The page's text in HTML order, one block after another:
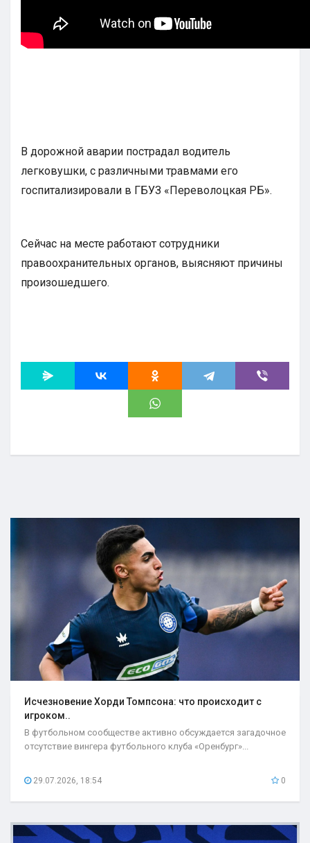
В дорожной аварии пострадал водитель
легковушки, с различными травмами его
госпитализировали в ГБУЗ «Переволоцкая РБ».
Сейчас на месте работают сотрудники
правоохранительных органов, выясняют причины
произошедшего.
Исчезновение Хорди Томпсона: что происходит с
игроком..
В футбольном сообществе активно обсуждается загадочное
отсутствие вингера футбольного клуба «Оренбург»...
29.07.2026, 18:54 0